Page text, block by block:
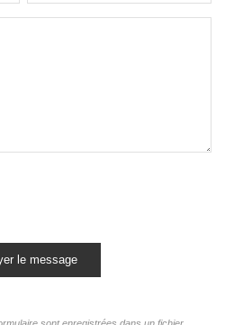
le message
sont enregistrées dans un fichier